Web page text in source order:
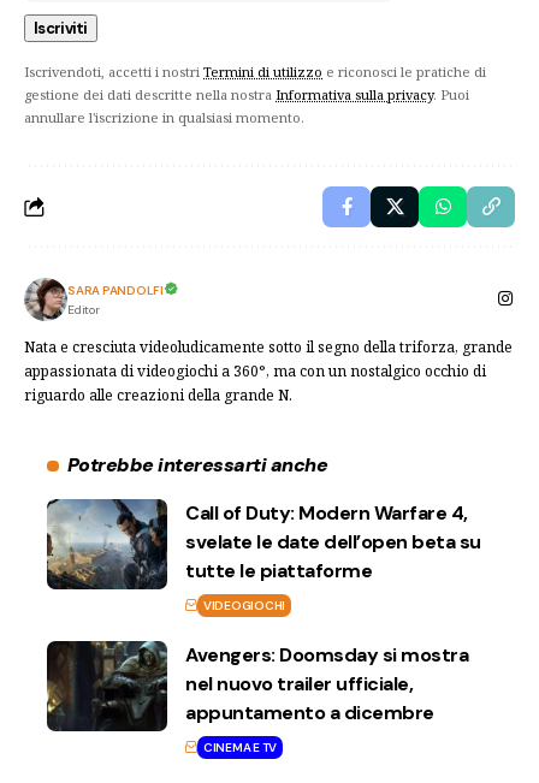
Iscrivendoti, accetti i nostri Termini di utilizzo e riconosci le pratiche di
gestione dei dati descritte nella nostra Informativa sulla privacy. Puoi
annullare l'iscrizione in qualsiasi momento.
SARA PANDOLFI
Editor
Nata e cresciuta videoludicamente sotto il segno della triforza, grande
appassionata di videogiochi a 360°, ma con un nostalgico occhio di
riguardo alle creazioni della grande N.
Potrebbe interessarti anche
Call of Duty: Modern Warfare 4,
svelate le date dell’open beta su
tutte le piattaforme
VIDEOGIOCHI
Avengers: Doomsday si mostra
nel nuovo trailer ufficiale,
appuntamento a dicembre
CINEMA E TV